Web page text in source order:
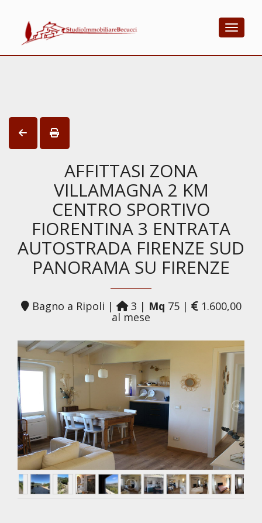
AFFITTASI ZONA
VILLAMAGNA 2 KM
CENTRO SPORTIVO
FIORENTINA 3 ENTRATA
AUTOSTRADA FIRENZE SUD
PANORAMA SU FIRENZE
Bagno a Ripoli | 3 | Mq 75 | 1.600,00
al mese